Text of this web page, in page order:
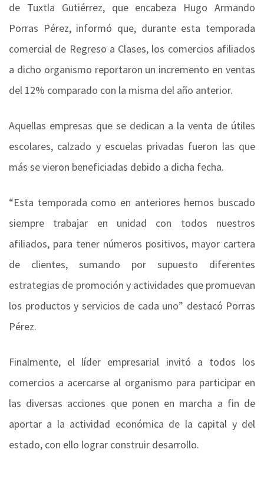
de Tuxtla Gutiérrez, que encabeza Hugo Armando
Porras Pérez, informó que, durante esta temporada
comercial de Regreso a Clases, los comercios afiliados
a dicho organismo reportaron un incremento en ventas
del 12% comparado con la misma del año anterior.
Aquellas empresas que se dedican a la venta de útiles
escolares, calzado y escuelas privadas fueron las que
más se vieron beneficiadas debido a dicha fecha.
“Esta temporada como en anteriores hemos buscado
siempre trabajar en unidad con todos nuestros
afiliados, para tener números positivos, mayor cartera
de clientes, sumando por supuesto diferentes
estrategias de promoción y actividades que promuevan
los productos y servicios de cada uno” destacó Porras
Pérez.
Finalmente, el líder empresarial invitó a todos los
comercios a acercarse al organismo para participar en
las diversas acciones que ponen en marcha a fin de
aportar a la actividad económica de la capital y del
estado, con ello lograr construir desarrollo.